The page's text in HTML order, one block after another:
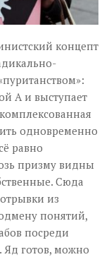
концепт
А и выступает
одновременно
равно
призму видны
Сюда
из
понятий,
посреди
Яд готов, можно